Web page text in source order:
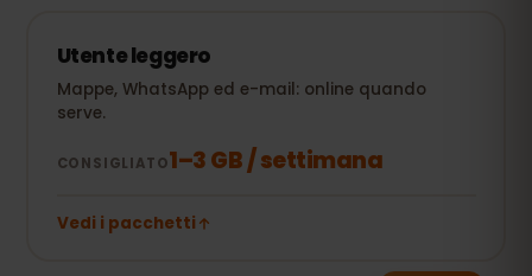
Utente leggero
Mappe, WhatsApp ed e-mail: online quando
serve.
CONSIGLIATO1–3 GB / settimana
Vedi i pacchetti